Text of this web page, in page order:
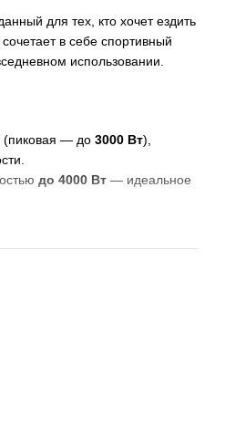
для тех, кто хочет ездить
в себе спортивный
использовании.
(пиковая — до 3000 Вт),
до 4000 Вт — идеальное